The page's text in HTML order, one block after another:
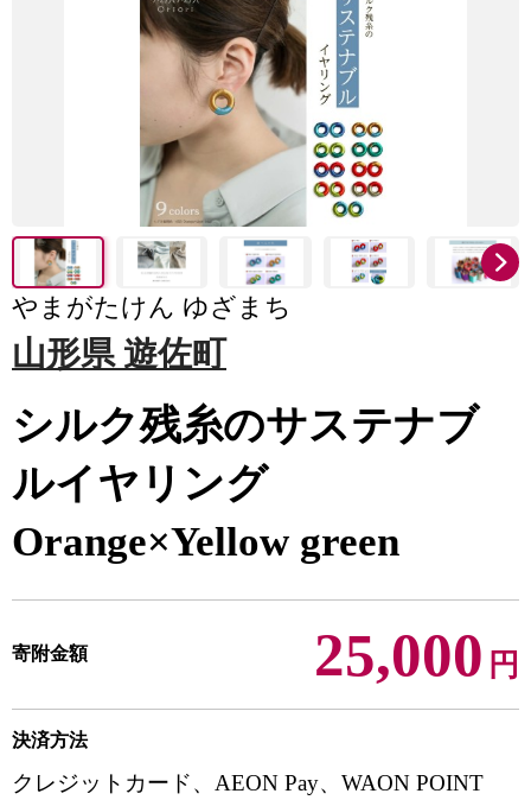
やまがたけん ゆざまち
山形県 遊佐町
シルク残糸のサステナブ
ルイヤリング
Orange×Yellow green
寄附金額 25,000 円
決済方法
クレジットカード、AEON Pay、WAON POINT